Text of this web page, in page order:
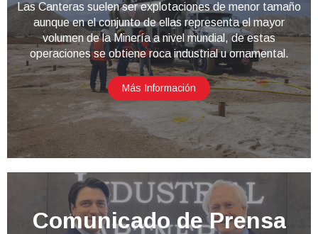
Las Canteras suelen ser explotaciones de menor tamaño
aunque en el conjunto de ellas representa el mayor
volumen de la Minería a nivel mundial, de estas
operaciones se obtiene roca industrial u ornamental.
Más Información
Comunicado de Prensa